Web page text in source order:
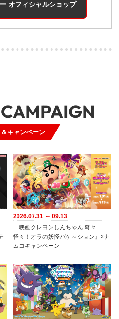
オフィシャルショップ
キャンペーン
2026.07.31 ～ 09.13
『映画クレヨンしんちゃん 奇々
怪々！オラの妖怪バケ～ション』×ナ
ムコキャンペーン